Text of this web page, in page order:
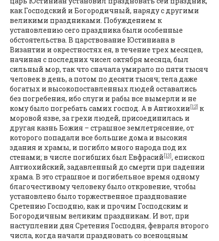
как Господский и Богородичный, наряду с другими
великими праздниками. Побуждением к
установлению сего праздника были особенные
обстоятельства. В царствование Юстиниана в
Византии и окрестностях ея, в течение трех месяцев,
начиная с последних чисел октября месяца, был
сильный мор, так что сначала умирало по пяти тысяч
человек в день, а потом по десяти тысяч; тела даже
богатых и высокопоставленных людей оставались
без погребения, ибо слуги и рабы все вымерли и не
кому было погребать самих господ. А в Антиохии [12] к
моровой язве, за грехи людей, присоединилась и
другая казнь Божия – страшное землетрясение, от
которого попадали все большие дома и высокия
здания и храмы, и погибло много народа под их
стенами; в числе погибших был Евфрасий [13], епископ
Антиохийский, задавленный до смерти при падении
храма. В это страшное и погибельное время одному
благочестивому человеку было откровение, чтобы
установлено было торжественное празднование
Сретению Господню, как и прочим Господским и
Богородичным великим праздникам. И вот, при
наступлении дня Сретения Господня, февраля второго
числа, когда начали праздновать со всенощным